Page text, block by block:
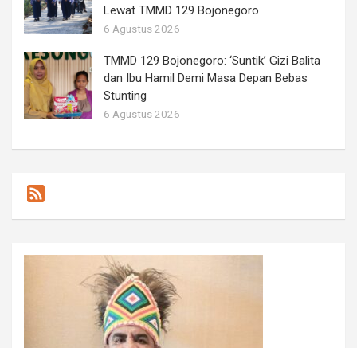
Lewat TMMD 129 Bojonegoro
6 Agustus 2026
TMMD 129 Bojonegoro: ‘Suntik’ Gizi Balita
dan Ibu Hamil Demi Masa Depan Bebas
Stunting
6 Agustus 2026